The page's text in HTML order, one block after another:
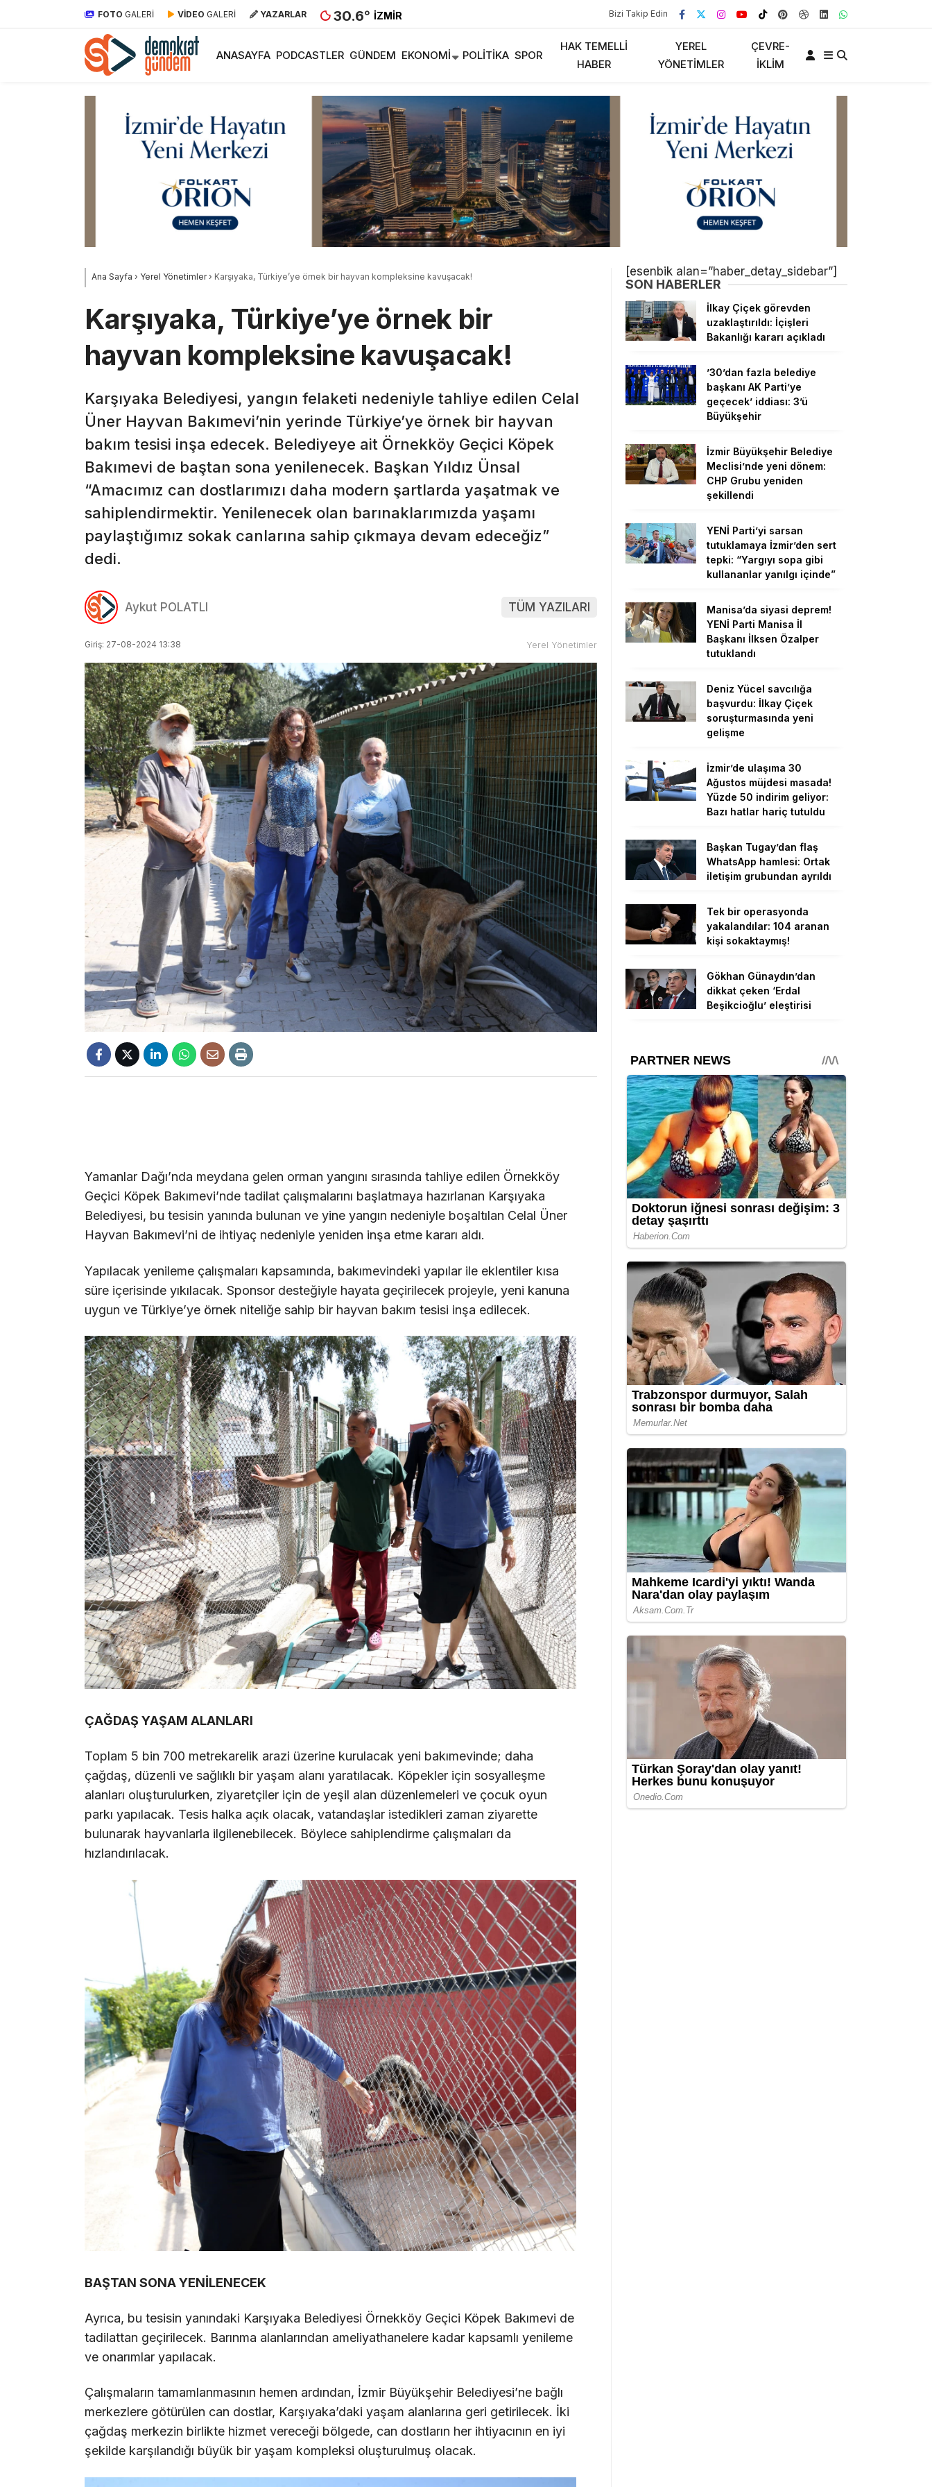
FOTO GALERİ VİDEO GALERİ YAZARLAR 30.6° İZMIR Bizi Takip Edin
ANASAYFA PODCASTLER GÜNDEM EKONOMI POLITIKA SPOR
HAK TEMELLI
HABER
YEREL
YÖNETIMLER
ÇEVRE-
İKLIM
Ana Sayfa › Yerel Yönetimler› Karşıyaka, Türkiye’ye örnek bir hayvan kompleksine kavuşacak!
Karşıyaka, Türkiye’ye örnek bir
hayvan kompleksine kavuşacak!
Karşıyaka Belediyesi, yangın felaketi nedeniyle tahliye edilen Celal
Üner Hayvan Bakımevi’nin yerinde Türkiye’ye örnek bir hayvan
bakım tesisi inşa edecek. Belediyeye ait Örnekköy Geçici Köpek
Bakımevi de baştan sona yenilenecek. Başkan Yıldız Ünsal
“Amacımız can dostlarımızı daha modern şartlarda yaşatmak ve
sahiplendirmektir. Yenilenecek olan barınaklarımızda yaşamı
paylaştığımız sokak canlarına sahip çıkmaya devam edeceğiz”
dedi.
Aykut POLATLI TÜM YAZILARI
Giriş: 27-08-2024 13:38 Yerel Yönetimler
Yamanlar Dağı’nda meydana gelen orman yangını sırasında tahliye edilen Örnekköy
Geçici Köpek Bakımevi’nde tadilat çalışmalarını başlatmaya hazırlanan Karşıyaka
Belediyesi, bu tesisin yanında bulunan ve yine yangın nedeniyle boşaltılan Celal Üner
Hayvan Bakımevi’ni de ihtiyaç nedeniyle yeniden inşa etme kararı aldı.
Yapılacak yenileme çalışmaları kapsamında, bakımevindeki yapılar ile eklentiler kısa
süre içerisinde yıkılacak. Sponsor desteğiyle hayata geçirilecek projeyle, yeni kanuna
uygun ve Türkiye’ye örnek niteliğe sahip bir hayvan bakım tesisi inşa edilecek.
ÇAĞDAŞ YAŞAM ALANLARI
Toplam 5 bin 700 metrekarelik arazi üzerine kurulacak yeni bakımevinde; daha
çağdaş, düzenli ve sağlıklı bir yaşam alanı yaratılacak. Köpekler için sosyalleşme
alanları oluşturulurken, ziyaretçiler için de yeşil alan düzenlemeleri ve çocuk oyun
parkı yapılacak. Tesis halka açık olacak, vatandaşlar istedikleri zaman ziyarette
bulunarak hayvanlarla ilgilenebilecek. Böylece sahiplendirme çalışmaları da
hızlandırılacak.
BAŞTAN SONA YENİLENECEK
Ayrıca, bu tesisin yanındaki Karşıyaka Belediyesi Örnekköy Geçici Köpek Bakımevi de
tadilattan geçirilecek. Barınma alanlarından ameliyathanelere kadar kapsamlı yenileme
ve onarımlar yapılacak.
Çalışmaların tamamlanmasının hemen ardından, İzmir Büyükşehir Belediyesi’ne bağlı
merkezlere götürülen can dostlar, Karşıyaka’daki yaşam alanlarına geri getirilecek. İki
çağdaş merkezin birlikte hizmet vereceği bölgede, can dostların her ihtiyacının en iyi
şekilde karşılandığı büyük bir yaşam kompleksi oluşturulmuş olacak.
[esenbik alan=”haber_detay_sidebar”]
SON HABERLER
İlkay Çiçek görevden
uzaklaştırıldı: İçişleri
Bakanlığı kararı açıkladı
’30’dan fazla belediye
başkanı AK Parti’ye
geçecek’ iddiası: 3’ü
Büyükşehir
İzmir Büyükşehir Belediye
Meclisi’nde yeni dönem:
CHP Grubu yeniden
şekillendi
YENİ Parti’yi sarsan
tutuklamaya İzmir’den sert
tepki: “Yargıyı sopa gibi
kullananlar yanılgı içinde”
Manisa’da siyasi deprem!
YENİ Parti Manisa İl
Başkanı İlksen Özalper
tutuklandı
Deniz Yücel savcılığa
başvurdu: İlkay Çiçek
soruşturmasında yeni
gelişme
İzmir’de ulaşıma 30
Ağustos müjdesi masada!
Yüzde 50 indirim geliyor:
Bazı hatlar hariç tutuldu
Başkan Tugay’dan flaş
WhatsApp hamlesi: Ortak
iletişim grubundan ayrıldı
Tek bir operasyonda
yakalandılar: 104 aranan
kişi sokaktaymış!
Gökhan Günaydın’dan
dikkat çeken ‘Erdal
Beşikcioğlu’ eleştirisi